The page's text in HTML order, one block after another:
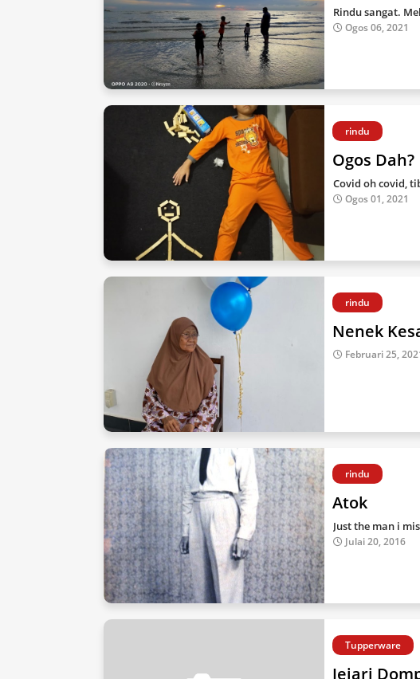
Rindu sangat.
Ogos 06, 2021
rindu
Ogos Dah?
Covid oh covid,
Ogos 01, 2021
rindu
Nenek
Februari 25,
rindu
Atok
Just the man i
Julai 20, 2016
Tupperware
Jejari